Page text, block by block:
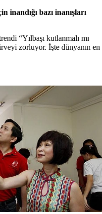
inandığı bazı inanışları
“Yılbaşı kutlanmalı mı
zorluyor. İşte dünyanın en